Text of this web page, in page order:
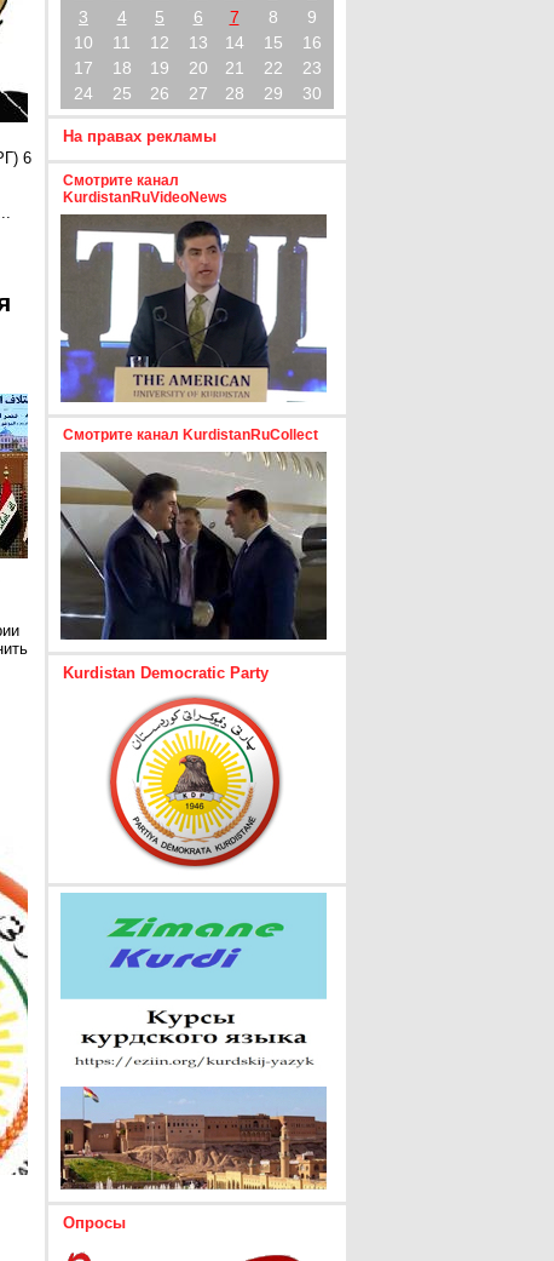
6
3
4 5 6 7 8
9
10
11 12 13 14 15
16
17
18 19 20 21 22
23
24
25 26 27 28 29 30
На правах рекламы
Смотрите канал
KurdistanRuVideoNews
Смотрите канал KurdistanRuCollect
Kurdistan Democratic Party
Опросы